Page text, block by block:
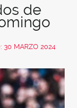
de
30 MARZO 2024